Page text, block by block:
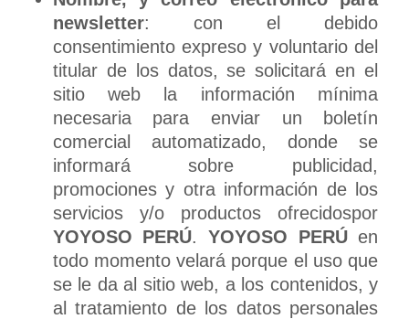
newsletter: con el debido
consentimiento expreso y voluntario del
titular de los datos, se solicitará en el
sitio web la información mínima
necesaria para enviar un boletín
comercial automatizado, donde se
informará sobre publicidad,
promociones y otra información de los
servicios y/o productos ofrecidospor
YOYOSO PERÚ. YOYOSO PERÚen
todo momento velará porque el uso que
se le da al sitio web, a los contenidos, y
al tratamiento de los datos personales